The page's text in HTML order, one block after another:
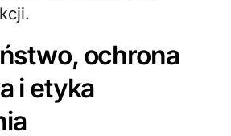
ochrona
i etyka